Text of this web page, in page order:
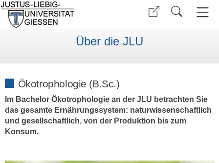
Über die JLU
Ökotrophologie (B.Sc.)
Im Bachelor Ökotrophologie an der JLU betrachten Sie
das gesamte Ernährungssystem: naturwissenschaftlich
und gesellschaftlich, von der Produktion bis zum
Konsum.